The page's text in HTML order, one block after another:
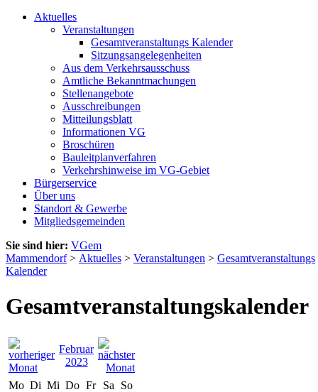
Aktuelles
Veranstaltungen
Gesamtveranstaltungs Kalender
Sitzungsangelegenheiten
Aus dem Verkehrsausschuss
Amtliche Bekanntmachungen
Stellenangebote
Ausschreibungen
Mitteilungsblatt
Informationen VG
Broschüren
Bauleitplanverfahren
Verkehrshinweise im VG-Gebiet
Bürgerservice
Über uns
Standort & Gewerbe
Mitgliedsgemeinden
Sie sind hier: VGem
Mammendorf> Aktuelles > Veranstaltungen > Gesamtveranstaltungs
Kalender
Gesamtveranstaltungskalender
Februar
2023
Mo Di Mi Do Fr Sa
So